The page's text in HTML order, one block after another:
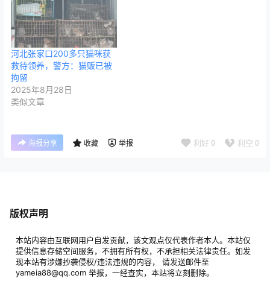
河北张家口200多只猫咪获
救待领养，警方：猫贩已被
拘留
2025年8月28日
类似文章
海报分享 收藏 举报 利好 0 利空 0
版权声明
本站内容由互联网用户自发贡献，该文观点仅代表作者本人。本站仅
提供信息存储空间服务，不拥有所有权，不承担相关法律责任。如发
现本站有涉嫌抄袭侵权/违法违规的内容， 请发送邮件至
yameia88@qq.com 举报，一经查实，本站将立刻删除。